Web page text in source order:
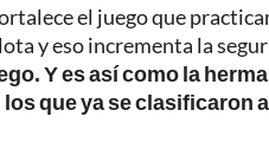
el juego que
y eso incrementa la
Y es así como la
que ya se clasificaron